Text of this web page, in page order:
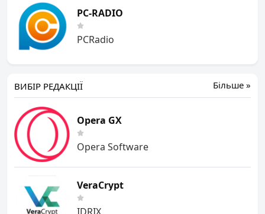
PC-RADIO
PCRadio
Більше »
ВИБІР РЕДАКЦІЇ
Opera GX
Opera Software
VeraCrypt